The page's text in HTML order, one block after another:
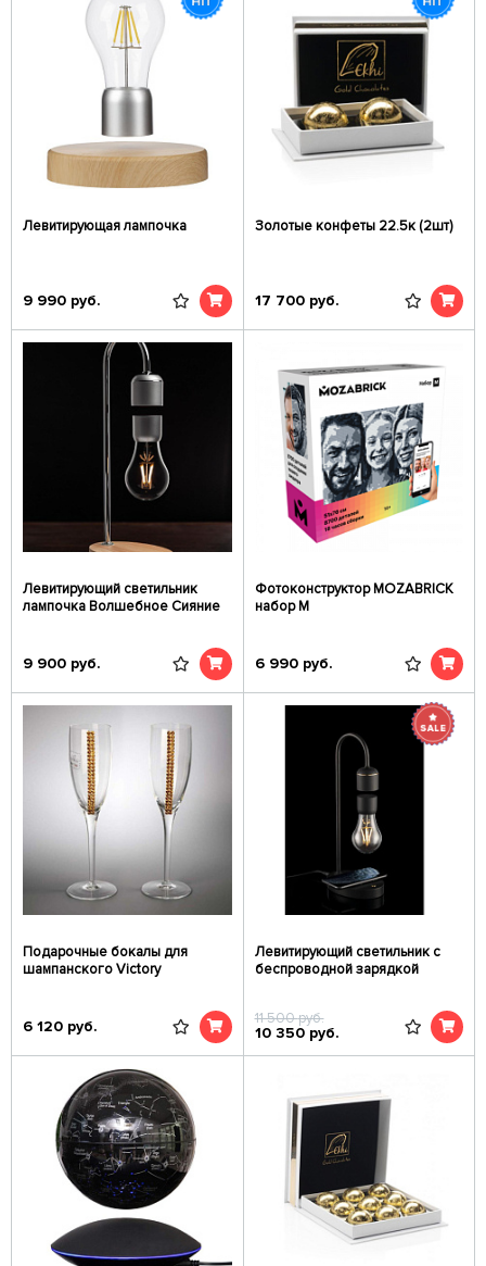
Левитирующая лампочка
9 990 руб.
Золотые конфеты 22.5к (2шт)
17 700 руб.
Левитирующий светильник
лампочка Волшебное Сияние
9 900 руб.
Фотоконструктор MOZABRICK
набор M
6 990 руб.
Подарочные бокалы для
шампанского Victory
6 120 руб.
Левитирующий светильник с
беспроводной зарядкой
11 500руб.
10 350 руб.